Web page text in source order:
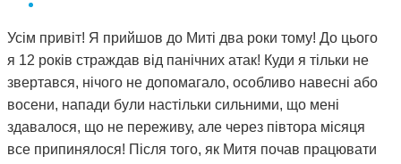
Усім привіт! Я прийшов до Миті два роки тому! До цього
я 12 років страждав від панічних атак! Куди я тільки не
звертався, нічого не допомагало, особливо навесні або
восени, напади були настільки сильними, що мені
здавалося, що не переживу, але через півтора місяця
все припинялося! Після того, як Митя почав працювати